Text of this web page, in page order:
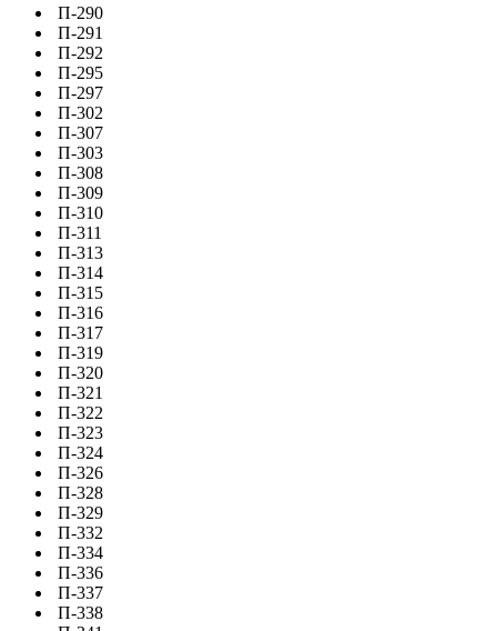
П-290
П-291
П-292
П-295
П-297
П-302
П-307
П-303
П-308
П-309
П-310
П-311
П-313
П-314
П-315
П-316
П-317
П-319
П-320
П-321
П-322
П-323
П-324
П-326
П-328
П-329
П-332
П-334
П-336
П-337
П-338